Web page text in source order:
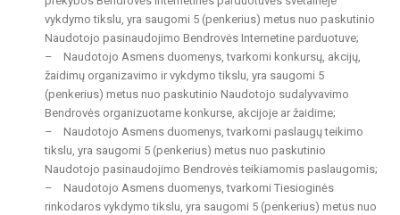
vykdymo tikslu, yra saugomi 5 (penkerius) metus nuo paskutinio
Naudotojo pasinaudojimo Bendrovės Internetine parduotuve;
– Naudotojo Asmens duomenys, tvarkomi konkursų, akcijų,
žaidimų organizavimo ir vykdymo tikslu, yra saugomi 5
(penkerius) metus nuo paskutinio Naudotojo sudalyvavimo
Bendrovės organizuotame konkurse, akcijoje ar žaidime;
– Naudotojo Asmens duomenys, tvarkomi paslaugų teikimo
tikslu, yra saugomi 5 (penkerius) metus nuo paskutinio
Naudotojo pasinaudojimo Bendrovės teikiamomis paslaugomis;
– Naudotojo Asmens duomenys, tvarkomi Tiesioginės
rinkodaros vykdymo tikslu, yra saugomi 5 (penkerius) metus nuo